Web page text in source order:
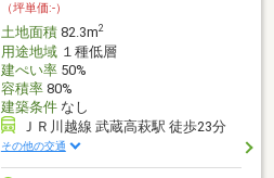
（坪単価:-）
土地面積82.3m2
用途地域１種低層
建ぺい率50%
容積率80%
建築条件なし
ＪＲ川越線 武蔵高萩駅 徒歩23分
その他の交通